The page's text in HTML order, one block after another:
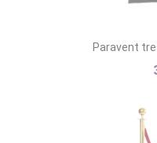
Paravent